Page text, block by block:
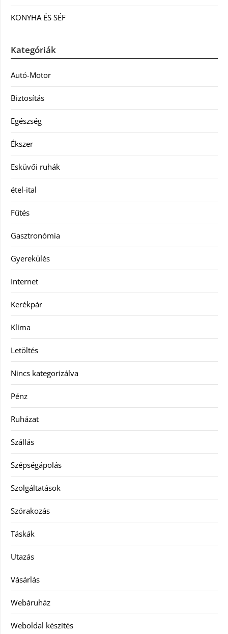
KONYHA ÉS SÉF
Kategóriák
Autó-Motor
Biztosítás
Egészség
Ékszer
Esküvői ruhák
étel-ital
Fűtés
Gasztronómia
Gyerekülés
Internet
Kerékpár
Klíma
Letöltés
Nincs kategorizálva
Pénz
Ruházat
Szállás
Szépségápolás
Szolgáltatások
Szórakozás
Táskák
Utazás
Vásárlás
Webáruház
Weboldal készítés